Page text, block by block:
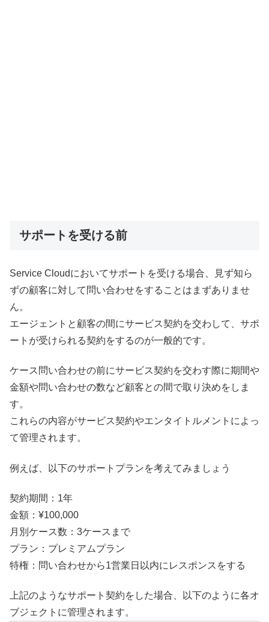
サポートを受ける前
Service Cloudにおいてサポートを受ける場合、見ず知ら
ずの顧客に対して問い合わせをすることはまずありませ
ん。
エージェントと顧客の間にサービス契約を交わして、サポ
ートが受けられる契約をするのが一般的です。
ケース問い合わせの前にサービス契約を交わす際に期間や
金額や問い合わせの数など顧客との間で取り決めをしま
す。
これらの内容がサービス契約やエンタイトルメントによっ
て管理されます。
例えば、以下のサポートプランを考えてみましょう
契約期間：1年
金額：¥100,000
月別ケース数：3ケースまで
プラン：プレミアムプラン
特権：問い合わせから1営業日以内にレスポンスをする
上記のようなサポート契約をした場合、以下のように各オ
ブジェクトに管理されます。